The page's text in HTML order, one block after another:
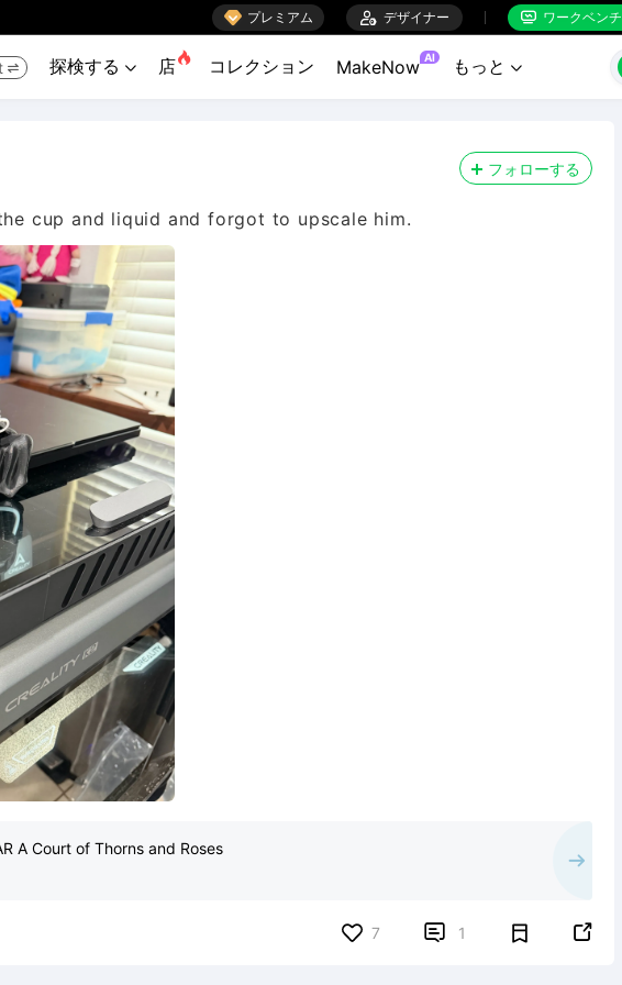
 プレミアム  デザイナー  ワークベンチ
 探検する  店 コレクション MakeNow AI もっと 
フォローする
cup and liquid and forgot to upscale him.
A Court of Thorns and Roses
7  1 